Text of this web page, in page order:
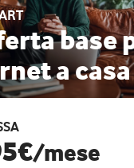
base
a casa
/mese
ESCLUSIVA ONLINE
CASA PRO
Internet
vantaggi